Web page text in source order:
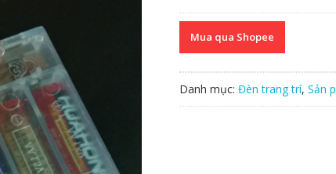
Mua qua Shopee
Danh mục: Đèn trang trí, Sản